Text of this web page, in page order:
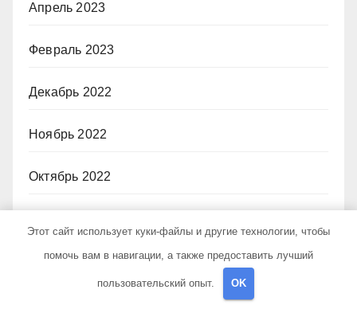
Апрель 2023
Февраль 2023
Декабрь 2022
Ноябрь 2022
Октябрь 2022
Этот сайт использует куки-файлы и другие технологии, чтобы
помочь вам в навигации, а также предоставить лучший
пользовательский опыт. OK